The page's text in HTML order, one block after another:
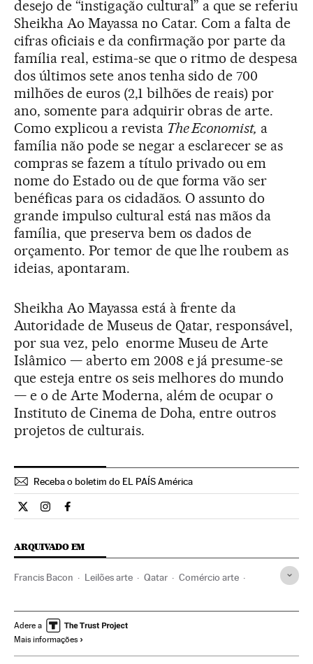
desejo de “instigação cultural” a que se referiu
Sheikha Ao Mayassa no Catar. Com a falta de
cifras oficiais e da confirmação por parte da
família real, estima-se que o ritmo de despesa
dos últimos sete anos tenha sido de 700
milhões de euros (2,1 bilhões de reais) por
ano, somente para adquirir obras de arte.
Como explicou a revista The Economist, a
família não pode se negar a esclarecer se as
compras se fazem a título privado ou em
nome do Estado ou de que forma vão ser
benéficas para os cidadãos. O assunto do
grande impulso cultural está nas mãos da
família, que preserva bem os dados de
orçamento. Por temor de que lhe roubem as
ideias, apontaram.
Sheikha Ao Mayassa está à frente da
Autoridade de Museus de Qatar, responsável,
por sua vez, pelo enorme Museu de Arte
Islâmico — aberto em 2008 e já presume-se
que esteja entre os seis melhores do mundo
— e o de Arte Moderna, além de ocupar o
Instituto de Cinema de Doha, entre outros
projetos de culturais.
Receba o boletim do EL PAÍS América
Cultura El País Brasil en Twitter
Cultura El País Brasil en Instagram
Cultura El País Brasil en Facebook
ARQUIVADO EM
Francis Bacon Leilões arte Qatar Comércio arte
Obras arte Arte
Adere a
Mais informações